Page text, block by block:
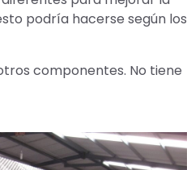
podría hacerse según los
componentes. No tiene